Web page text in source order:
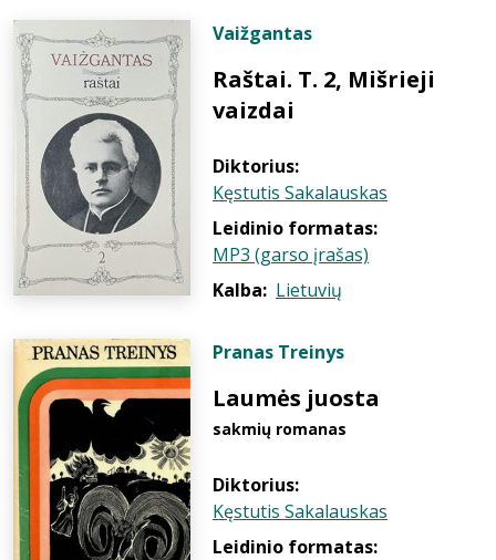
Vaižgantas
Raštai. T. 2, Mišrieji
vaizdai
Diktorius:
Kęstutis Sakalauskas
Leidinio formatas:
MP3 (garso įrašas)
Kalba: Lietuvių
Pranas Treinys
Laumės juosta
sakmių romanas
Diktorius:
Kęstutis Sakalauskas
Leidinio formatas: